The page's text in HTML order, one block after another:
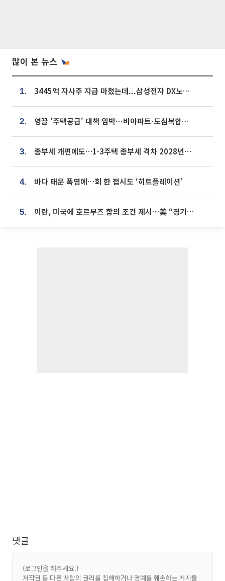
많이 본 뉴스
1. 3445억 자사주 지급 마쳤는데...삼성전자 DX노조, 뒤늦은 '떼쓰기 집회'
2. 영끌 '주택공급' 대책 임박⋯비아파트·도심복합까지 총동원
3. 종부세 개편에도…1·3주택 종부세 격차 2028년부터 확대
4. 바다 태운 폭염에…회 한 접시도 ‘히트플레이션’
5. 이란, 미국에 호르무즈 합의 조건 제시…美 “경기 아직 안 끝나” [종합]
댓글